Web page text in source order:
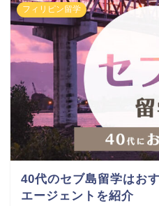
フィリピン留学
40代のセブ島留学はお
エージェントを紹介